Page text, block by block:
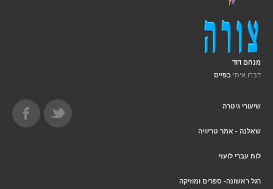
מנחם דוד
דברו איתי בפייס
שיעורי גיטרה
שאלנה - אתר טריוויה
לוח עברי לועזי
רגל ראשונה- ספרים ומוזיקה